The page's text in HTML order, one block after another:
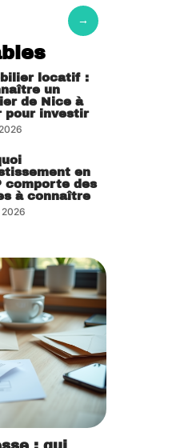
locatif :
un
de Nice à
pour investir
en
comporte des
à connaître
2026